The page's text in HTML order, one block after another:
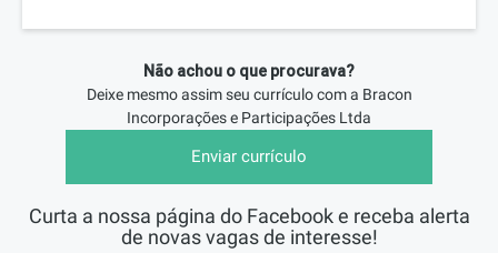
Não achou o que procurava?
Deixe mesmo assim seu currículo com a Bracon
Incorporações e Participações Ltda
Enviar currículo
Curta a nossa página do Facebook e receba alerta
de novas vagas de interesse!